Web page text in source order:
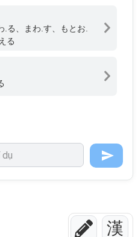
漢
.る、まわ.す、もとお.
る